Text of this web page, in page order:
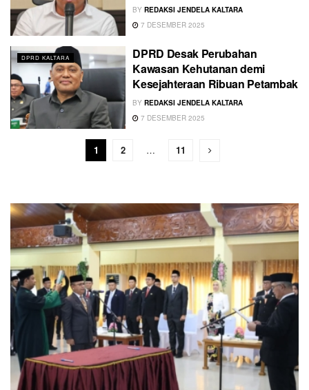
BY REDAKSI JENDELA KALTARA
7 DESEMBER 2025
DPRD KALTARA
DPRD Desak Perubahan
Kawasan Kehutanan demi
Kesejahteraan Ribuan Petambak
BY REDAKSI JENDELA KALTARA
7 DESEMBER 2025
1 2 … 11